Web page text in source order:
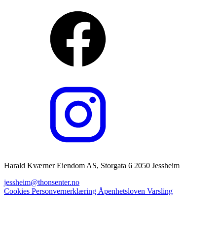
Harald Kværner Eiendom AS, Storgata 6 2050 Jessheim
jessheim@thonsenter.no
Cookies Personvernerklæring Åpenhetsloven Varsling